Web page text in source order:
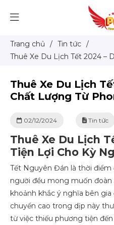
Trang chủ / Tin tức /
Thuê Xe Du Lịch Tết 2024 –
Thuê Xe Du Lịch
Chất Lượng Từ
02/12/2024 Tin tức
Thuê Xe Du Lịch
Tiện Lợi Cho Kỳ
Tết Nguyên Đán là thời
người đều mong muốn
khoảnh khắc ý nghĩa bên gia
chuyển cao trong dịp này
từ việc thiếu phương tiện